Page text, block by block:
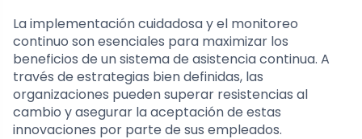
La implementación cuidadosa y el monitoreo
continuo son esenciales para maximizar los
beneficios de un sistema de asistencia continua. A
través de estrategias bien definidas, las
organizaciones pueden superar resistencias al
cambio y asegurar la aceptación de estas
innovaciones por parte de sus empleados.